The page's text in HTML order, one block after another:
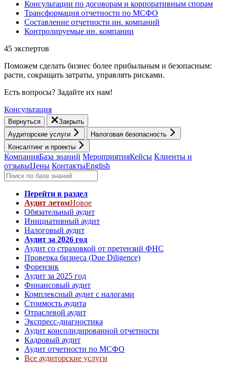
Консультации по договорам и корпоративным спорам
Трансформация отчетности по МСФО
Составление отчетности ин. компаний
Контролируемые ин. компании
45 экспертов
Поможем сделать бизнес более прибыльным и безопасным:
расти, cокращать затраты, управлять рисками.
Есть вопросы? Задайте их нам!
Консультация
Вернуться
Закрыть
Аудиторские услуги
Налоговая безопасность
Консалтинг и проекты
КомпанияБаза знаний МероприятияКейсы Клиенты и
отзывыЦены КонтактыEnglish
Перейти в раздел
Аудит летомНовое
Обязательный аудит
Инициативный аудит
Налоговый аудит
Аудит за 2026 год
Аудит со страховкой от претензий ФНС
Проверка бизнеса (Due Diligence)
Форензик
Аудит за 2025 год
Финансовый аудит
Комплексный аудит с налогами
Стоимость аудита
Отраслевой аудит
Экспресс-диагностика
Аудит консолидированной отчетности
Кадровый аудит
Аудит отчетности по МСФО
Все аудиторские услуги